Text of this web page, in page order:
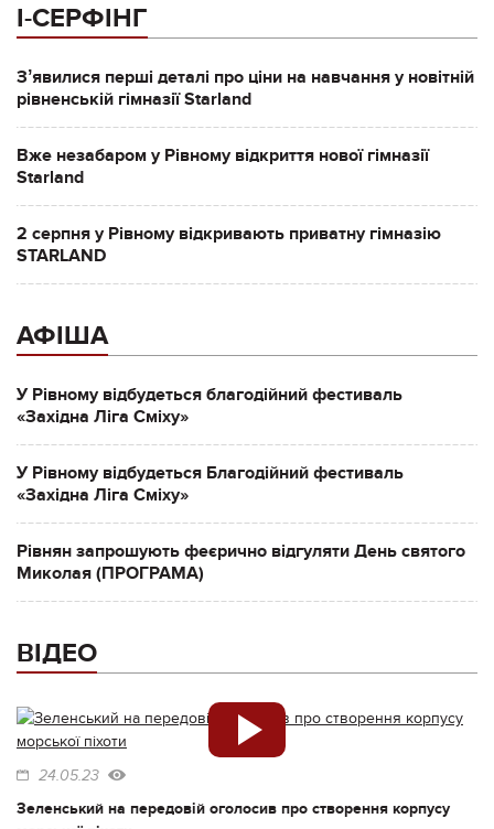
І-СЕРФІНГ
Зʼявилися перші деталі про ціни на навчання у новітній
рівненській гімназії Starland
Вже незабаром у Рівному відкриття нової гімназії
Starland
2 серпня у Рівному відкривають приватну гімназію
STARLAND
АФІША
У Рівному відбудеться благодійний фестиваль
«Західна Ліга Сміху»
У Рівному відбудеться Благодійний фестиваль
«Західна Ліга Сміху»
Рівнян запрошують феєрично відгуляти День святого
Миколая (ПРОГРАМА)
ВІДЕО
24.05.23
Зеленський на передовій оголосив про створення корпусу